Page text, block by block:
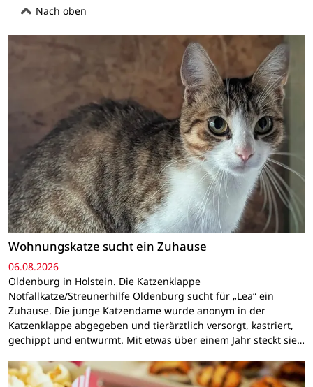
Nach oben
Wohnungskatze sucht ein Zuhause
06.08.2026
Oldenburg in Holstein. Die Katzenklappe
Notfallkatze/Streunerhilfe Oldenburg sucht für „Lea“ ein
Zuhause. Die junge Katzendame wurde anonym in der
Katzenklappe abgegeben und tierärztlich versorgt, kastriert,
gechippt und entwurmt. Mit etwas über einem Jahr steckt sie…